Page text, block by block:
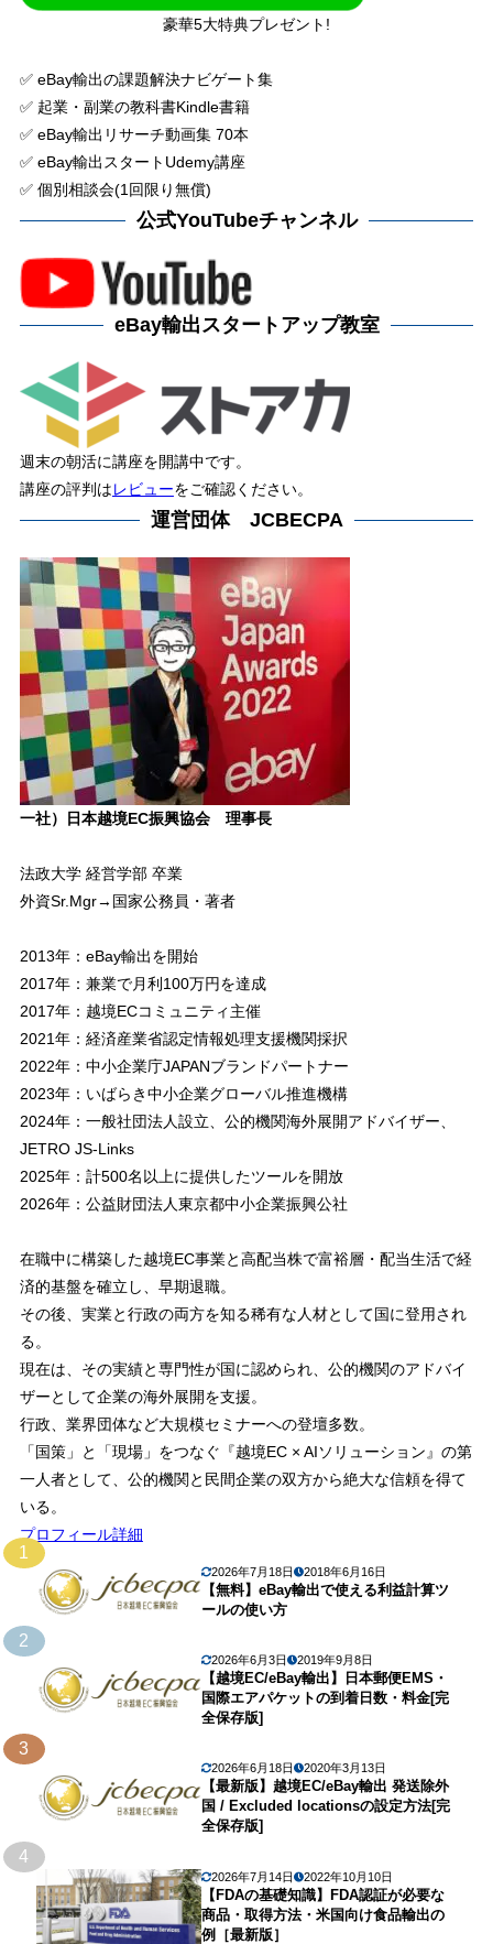
豪華5大特典プレゼント!
✅ eBay輸出の課題解決ナビゲート集
✅ 起業・副業の教科書Kindle書籍
✅ eBay輸出リサーチ動画集 70本
✅ eBay輸出スタートUdemy講座
✅ 個別相談会(1回限り無償)
公式YouTubeチャンネル
eBay輸出スタートアップ教室
週末の朝活に講座を開講中です。
講座の評判はレビューをご確認ください。
運営団体 JCBECPA
一社）日本越境EC振興協会 理事長
法政大学 経営学部 卒業
外資Sr.Mgr→国家公務員・著者
2013年：eBay輸出を開始
2017年：兼業で月利100万円を達成
2017年：越境ECコミュニティ主催
2021年：経済産業省認定情報処理支援機関採択
2022年：中小企業庁JAPANブランドパートナー
2023年：いばらき中小企業グローバル推進機構
2024年：一般社団法人設立、公的機関海外展開アドバイザー、
JETRO JS-Links
2025年：計500名以上に提供したツールを開放
2026年：公益財団法人東京都中小企業振興公社
在職中に構築した越境EC事業と高配当株で富裕層・配当生活で経
済的基盤を確立し、早期退職。
その後、実業と行政の両方を知る稀有な人材として国に登用され
る。
現在は、その実績と専門性が国に認められ、公的機関のアドバイ
ザーとして企業の海外展開を支援。
行政、業界団体など大規模セミナーへの登壇多数。
「国策」と「現場」をつなぐ『越境EC × AIソリューション』の第
一人者として、公的機関と民間企業の双方から絶大な信頼を得て
いる。
プロフィール詳細
1
2026年7月18日 2018年6月16日
【無料】eBay輸出で使える利益計算ツ
ールの使い方
2
2026年6月3日 2019年9月8日
【越境EC/eBay輸出】日本郵便EMS・
国際エアパケットの到着日数・料金[完
全保存版]
3
2026年6月18日 2020年3月13日
【最新版】越境EC/eBay輸出 発送除外
国 / Excluded locationsの設定方法[完
全保存版]
4
2026年7月14日 2022年10月10日
【FDAの基礎知識】FDA認証が必要な
商品・取得方法・米国向け食品輸出の
例［最新版］